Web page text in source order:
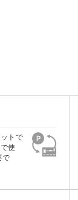
トで
使
で